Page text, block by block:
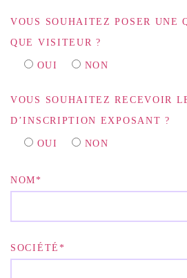
VOUS SOUHAITEZ POSER UNE
QUE VISITEUR ?
OUI NON
VOUS SOUHAITEZ RECEVOIR
D’INSCRIPTION EXPOSANT ?
OUI NON
NOM*
SOCIÉTÉ*